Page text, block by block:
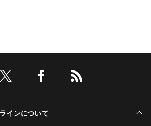
インについて